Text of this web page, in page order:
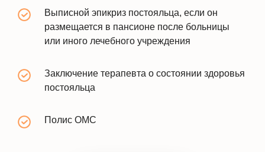
Выписной эпикриз постояльца, если он
размещается в пансионе после больницы
или иного лечебного учреждения
Заключение терапевта о состоянии здоровья
постояльца
Полис ОМС